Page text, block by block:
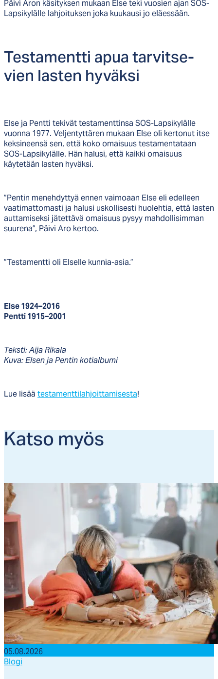
Päivi Aron käsityksen mukaan Else teki vuosien ajan SOS-
Lapsikylälle lahjoituksen joka kuukausi jo eläessään.
Tes­ta­ment­ti apua tar­vit­se­
vien las­ten hy­väk­si
Else ja Pentti tekivät testamenttinsa SOS-Lapsikylälle
vuonna 1977. Veljentyttären mukaan Else oli kertonut itse
keksineensä sen, että koko omaisuus testamentataan
SOS-Lapsikylälle. Hän halusi, että kaikki omaisuus
käytetään lasten hyväksi.
”Pentin menehdyttyä ennen vaimoaan Else eli edelleen
vaatimattomasti ja halusi uskollisesti huolehtia, että lasten
auttamiseksi jätettävä omaisuus pysyy mahdollisimman
suurena”, Päivi Aro kertoo.
”Testamentti oli Elselle kunnia-asia.”
Else 1924–2016
Pentti 1915–2001
Teksti: Aija Rikala
Kuva: Elsen ja Pentin kotialbumi
Lue lisää testamenttilahjoittamisesta!
Kat­so myös
05.08.2026
Blogi